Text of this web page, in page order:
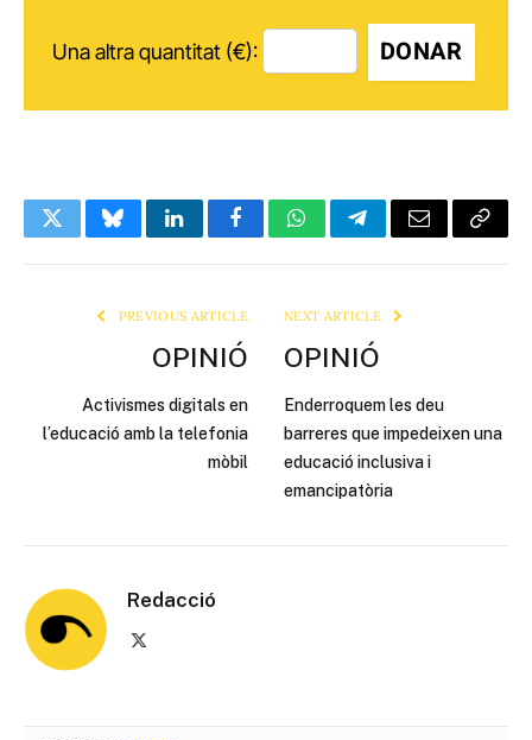
Una altra quantitat (€): DONAR
TwitterBlueskyLinkedInFacebookWhatsAppTelegramEmail Copy
PREVIOUS ARTICLE
OPINIÓ
Activismes digitals en
l’educació amb la telefonia
mòbil
NEXT ARTICLE
OPINIÓ
Enderroquem les deu
barreres que impedeixen una
educació inclusiva i
emancipatòria
Redacció